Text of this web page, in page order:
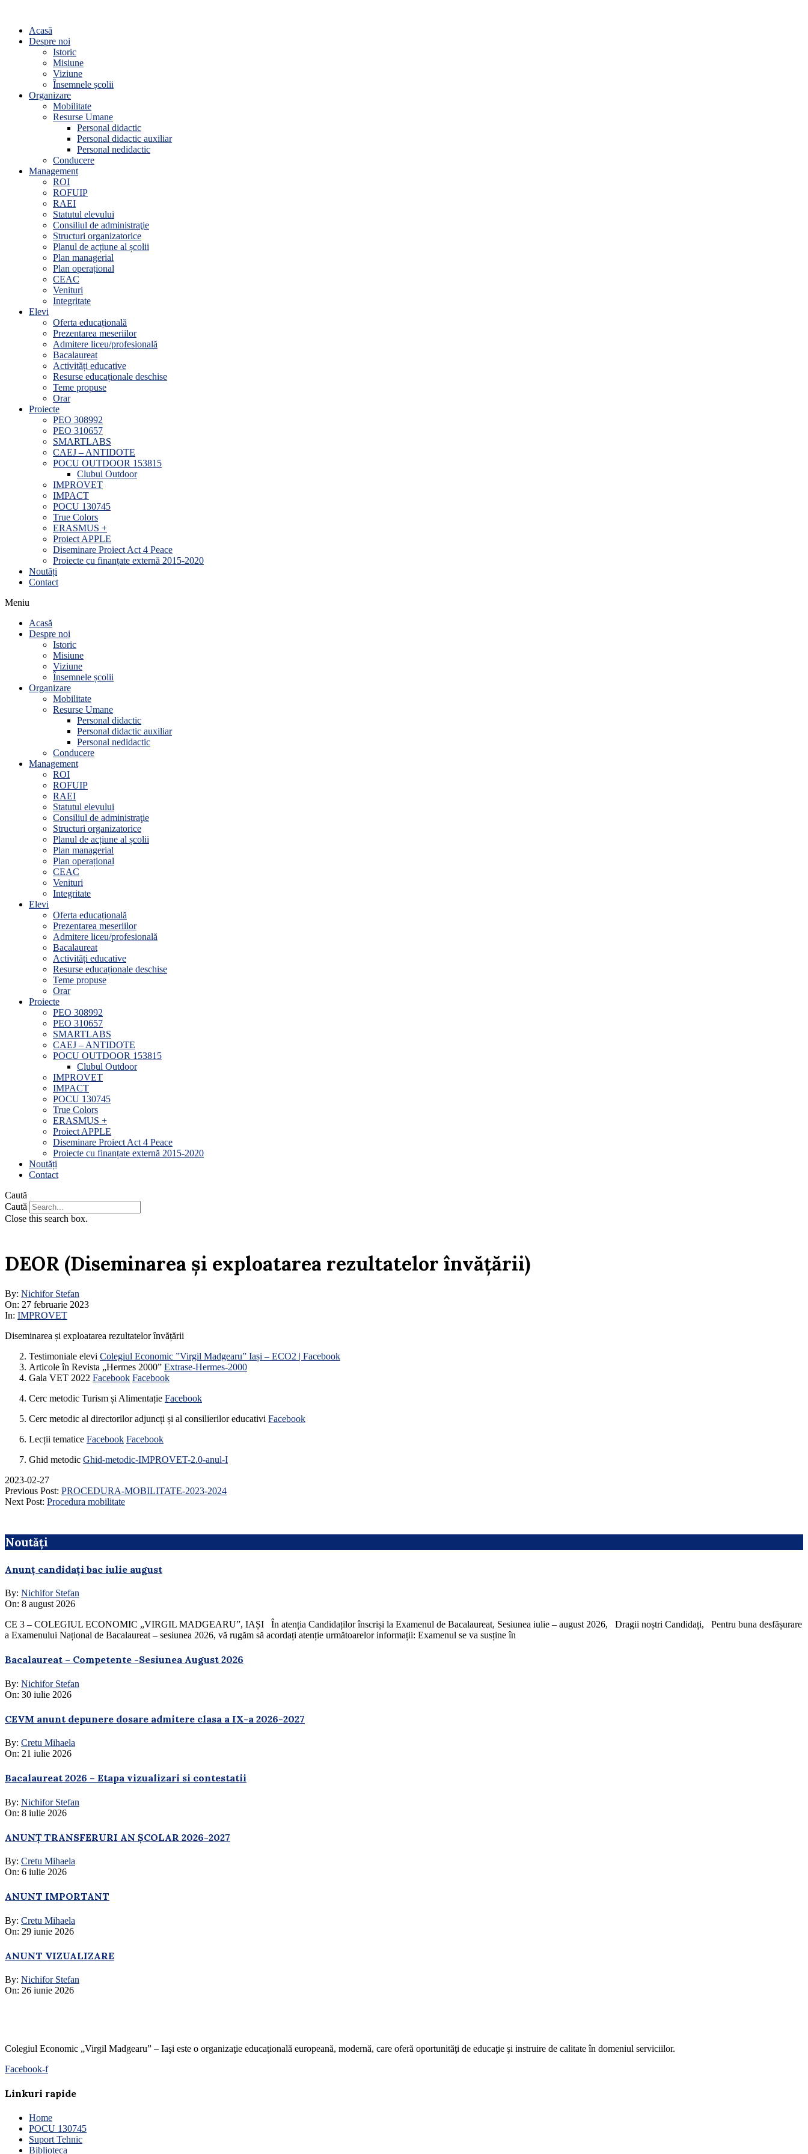
Acasă
Despre noi
Istoric
Misiune
Viziune
Însemnele școlii
Organizare
Mobilitate
Resurse Umane
Personal didactic
Personal didactic auxiliar
Personal nedidactic
Conducere
Management
ROI
ROFUIP
RAEI
Statutul elevului
Consiliul de administraţie
Structuri organizatorice
Planul de acțiune al școlii
Plan managerial
Plan operațional
CEAC
Venituri
Integritate
Elevi
Oferta educațională
Prezentarea meseriilor
Admitere liceu/profesională
Bacalaureat
Activități educative
Resurse educaționale deschise
Teme propuse
Orar
Proiecte
PEO 308992
PEO 310657
SMARTLABS
CAEJ – ANTIDOTE
POCU OUTDOOR 153815
Clubul Outdoor
IMPROVET
IMPACT
POCU 130745
True Colors
ERASMUS +
Proiect APPLE
Diseminare Proiect Act 4 Peace
Proiecte cu finanțate externă 2015-2020
Noutăți
Contact
Meniu
Acasă
Despre noi
Istoric
Misiune
Viziune
Însemnele școlii
Organizare
Mobilitate
Resurse Umane
Personal didactic
Personal didactic auxiliar
Personal nedidactic
Conducere
Management
ROI
ROFUIP
RAEI
Statutul elevului
Consiliul de administraţie
Structuri organizatorice
Planul de acțiune al școlii
Plan managerial
Plan operațional
CEAC
Venituri
Integritate
Elevi
Oferta educațională
Prezentarea meseriilor
Admitere liceu/profesională
Bacalaureat
Activități educative
Resurse educaționale deschise
Teme propuse
Orar
Proiecte
PEO 308992
PEO 310657
SMARTLABS
CAEJ – ANTIDOTE
POCU OUTDOOR 153815
Clubul Outdoor
IMPROVET
IMPACT
POCU 130745
True Colors
ERASMUS +
Proiect APPLE
Diseminare Proiect Act 4 Peace
Proiecte cu finanțate externă 2015-2020
Noutăți
Contact
Caută
Caută
Close this search box.
DEOR (Diseminarea și exploatarea rezultatelor învățării)
By: Nichifor Stefan
On: 27 februarie 2023
In: IMPROVET
Diseminarea și exploatarea rezultatelor învățării
Testimoniale elevi Colegiul Economic ”Virgil Madgearu” Iași – ECO2 | Facebook
Articole în Revista „Hermes 2000” Extrase-Hermes-2000
Gala VET 2022 Facebook Facebook
Cerc metodic Turism și Alimentație Facebook
Cerc metodic al directorilor adjuncți și al consilierilor educativi Facebook
Lecții tematice Facebook Facebook
Ghid metodic Ghid-metodic-IMPROVET-2.0-anul-I
2023-02-27
Previous Post: PROCEDURA-MOBILITATE-2023-2024
Next Post: Procedura mobilitate
Noutăți
Anunț candidați bac iulie august
By: Nichifor Stefan
On: 8 august 2026
CE 3 – COLEGIUL ECONOMIC „VIRGIL MADGEARU”, IAȘI În atenția Candidaților înscriși la Examenul de Bacalaureat, Sesiunea iulie – august 2026, Dragii noștri Candidați, Pentru buna desfășurare
a Examenului Național de Bacalaureat – sesiunea 2026, vă rugăm să acordați atenție următoarelor informații: Examenul se va susține în
Bacalaureat – Competente -Sesiunea August 2026
By: Nichifor Stefan
On: 30 iulie 2026
CEVM anunt depunere dosare admitere clasa a IX-a 2026-2027
By: Cretu Mihaela
On: 21 iulie 2026
Bacalaureat 2026 – Etapa vizualizari si contestatii
By: Nichifor Stefan
On: 8 iulie 2026
ANUNȚ TRANSFERURI AN ȘCOLAR 2026-2027
By: Cretu Mihaela
On: 6 iulie 2026
ANUNT IMPORTANT
By: Cretu Mihaela
On: 29 iunie 2026
ANUNT VIZUALIZARE
By: Nichifor Stefan
On: 26 iunie 2026
Colegiul Economic „Virgil Madgearu” – Iaşi este o organizaţie educaţională europeană, modernă, care oferă oportunităţi de educaţie şi instruire de calitate în domeniul serviciilor.
Facebook-f
Linkuri rapide
Home
POCU 130745
Suport Tehnic
Biblioteca